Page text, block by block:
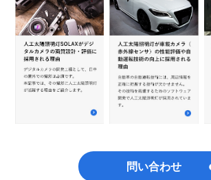
問い合わせ